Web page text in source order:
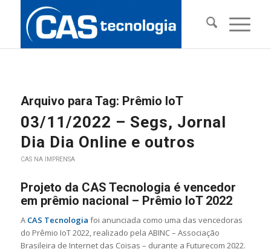
Arquivo para Tag: Prêmio IoT
03/11/2022 – Segs, Jornal
Dia Dia Online e outros
CAS NA IMPRENSA
Projeto da CAS Tecnologia é vencedor
em prêmio nacional – Prêmio IoT 2022
A CAS Tecnologia foi anunciada como uma das vencedoras
do Prêmio IoT 2022, realizado pela ABINC – Associação
Brasileira de Internet das Coisas – durante a Futurecom 2022.